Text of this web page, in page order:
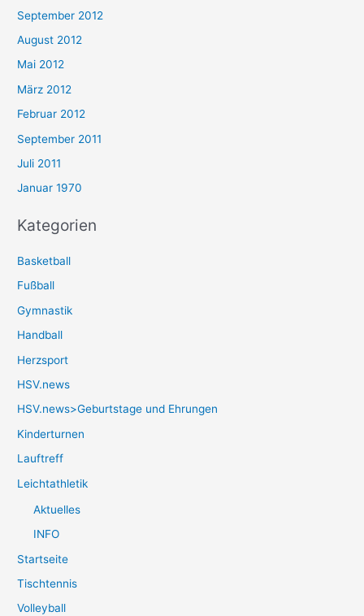
September 2012
August 2012
Mai 2012
März 2012
Februar 2012
September 2011
Juli 2011
Januar 1970
Kategorien
Basketball
Fußball
Gymnastik
Handball
Herzsport
HSV.news
HSV.news>Geburtstage und Ehrungen
Kinderturnen
Lauftreff
Leichtathletik
Aktuelles
INFO
Startseite
Tischtennis
Volleyball